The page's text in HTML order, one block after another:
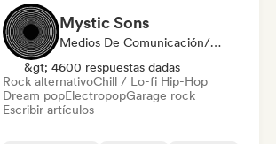
Mystic Sons
Medios De Comunicación/Periodista
&gt; 4600 respuestas dadas
Rock alternativoChill / Lo-fi Hip-Hop
Dream popElectropopGarage rock
Escribir artículos